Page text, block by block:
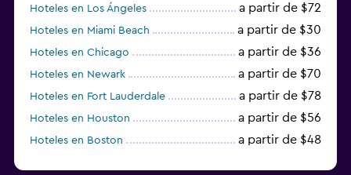
Hoteles en Los Ángeles a partir de $72
Hoteles en Miami Beach a partir de $30
Hoteles en Chicago a partir de $36
Hoteles en Newark a partir de $70
Hoteles en Fort Lauderdale a partir de $78
Hoteles en Houston a partir de $56
Hoteles en Boston a partir de $48